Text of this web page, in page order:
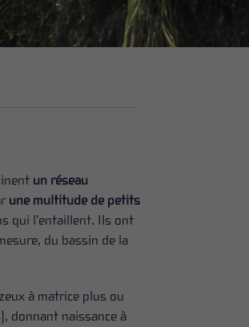
un réseau
une multitude de petits
qui l’entaillent. Ils ont
du bassin de la
à matrice plus ou
donnant naissance à